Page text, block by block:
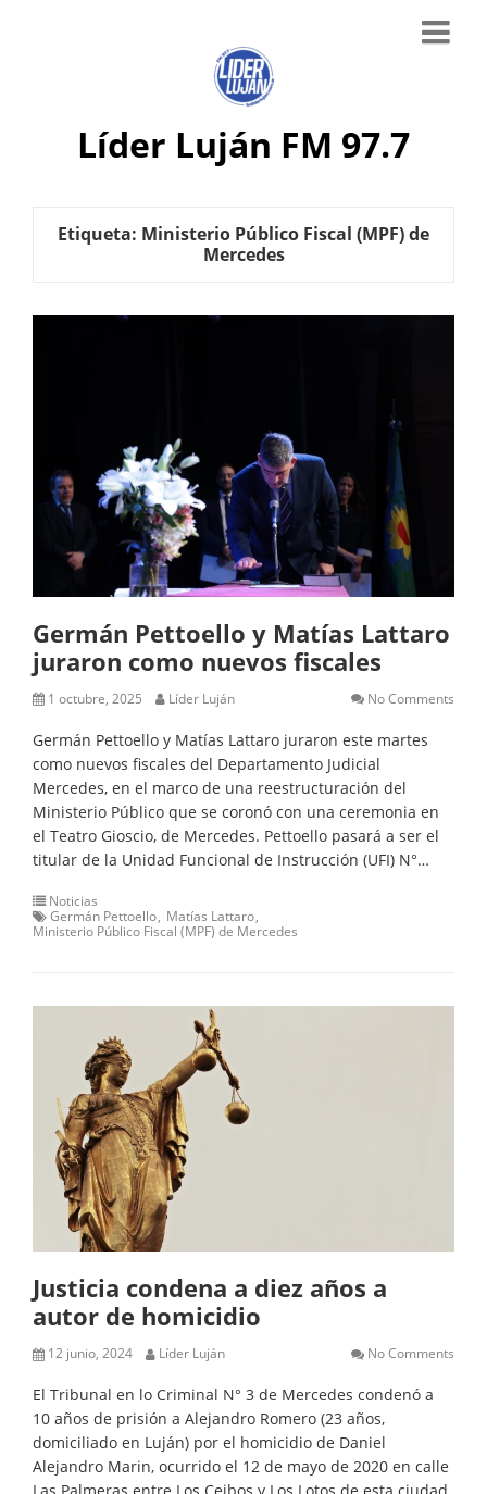
Líder Luján FM 97.7
Etiqueta: Ministerio Público Fiscal (MPF) de
Mercedes
Germán Pettoello y Matías Lattaro
juraron como nuevos fiscales
1 octubre, 2025 Líder Luján No Comments
Germán Pettoello y Matías Lattaro juraron este martes
como nuevos fiscales del Departamento Judicial
Mercedes, en el marco de una reestructuración del
Ministerio Público que se coronó con una ceremonia en
el Teatro Gioscio, de Mercedes. Pettoello pasará a ser el
titular de la Unidad Funcional de Instrucción (UFI) N°…
Noticias
Germán Pettoello Matías Lattaro
Ministerio Público Fiscal (MPF) de Mercedes
Justicia condena a diez años a
autor de homicidio
12 junio, 2024 Líder Luján No Comments
El Tribunal en lo Criminal N° 3 de Mercedes condenó a
10 años de prisión a Alejandro Romero (23 años,
domiciliado en Luján) por el homicidio de Daniel
Alejandro Marin, ocurrido el 12 de mayo de 2020 en calle